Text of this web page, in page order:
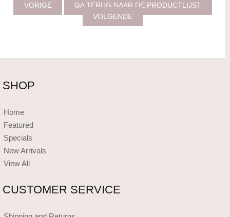
VORIGE
GA TERUG NAAR DE PRODUCTLIJST
VOLGENDE
SHOP
Home
Featured
Specials
New Arrivals
View All
CUSTOMER SERVICE